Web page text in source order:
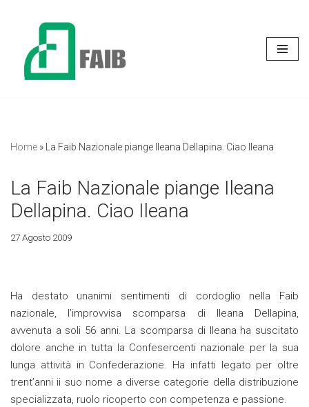
contenuto
Home » La Faib Nazionale piange Ileana Dellapina. Ciao Ileana
La Faib Nazionale piange Ileana
Dellapina. Ciao Ileana
27 Agosto 2009
Ha destato unanimi sentimenti di cordoglio nella Faib
nazionale, l’improvvisa scomparsa di Ileana Dellapina,
avvenuta a soli 56 anni. La scomparsa di Ileana ha suscitato
dolore anche in tutta la Confesercenti nazionale per la sua
lunga attività in Confederazione. Ha infatti legato per oltre
trent’anni ii suo nome a diverse categorie della distribuzione
specializzata, ruolo ricoperto con competenza e passione.